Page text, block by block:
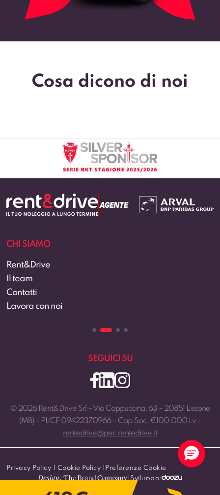
Cosa dicono di noi
CHI SIAMO
Rent&Drive
Il team
Contatti
Lavora con noi
SEGUICI SU
© 2026 Rent&Drive Srl – Via Cappuccina, 63 – 20851 Lissone
(MB) – PI/CF 09422370966 – Cap.Soc. €100.000 i.v –
rentedrive@pec.rentedrive.it
Privacy Policy Cookie Policy
Preferenze Cookie
Sviluppo: